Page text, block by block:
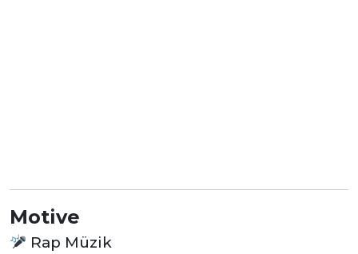
Motive
Rap Müzik